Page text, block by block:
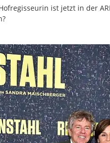
ist jetzt in der